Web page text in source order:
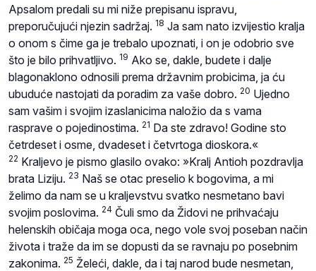
Apsalom predali su mi niže prepisanu ispravu,
preporučujući njezin sadržaj. 18 Ja sam nato izvijestio kralja
o onom s čime ga je trebalo upoznati, i on je odobrio sve
što je bilo prihvatljivo. 19 Ako se, dakle, budete i dalje
blagonaklono odnosili prema državnim probicima, ja ću
ubuduće nastojati da poradim za vaše dobro. 20 Ujedno
sam vašim i svojim izaslanicima naložio da s vama
rasprave o pojedinostima. 21 Da ste zdravo! Godine sto
četrdeset i osme, dvadeset i četvrtoga dioskora.«
22 Kraljevo je pismo glasilo ovako: »Kralj Antioh pozdravlja
brata Liziju. 23 Naš se otac preselio k bogovima, a mi
želimo da nam se u kraljevstvu svatko nesmetano bavi
svojim poslovima. 24 Čuli smo da Židovi ne prihvaćaju
helenskih običaja moga oca, nego vole svoj poseban način
života i traže da im se dopusti da se ravnaju po posebnim
zakonima. 25 Želeći, dakle, da i taj narod bude nesmetan,